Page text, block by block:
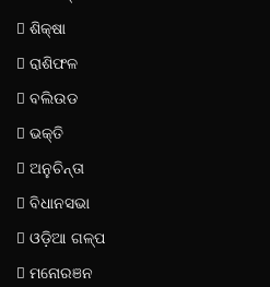
ଶିକ୍ଷା
ରାଶିଫଳ
ବଲିଉଡ
ଭକ୍ତି
ଅନୁଚିନ୍ତା
ବିଧାନସଭା
ଓଡ଼ିଆ ଗଳ୍ପ
ମନୋରଞନ